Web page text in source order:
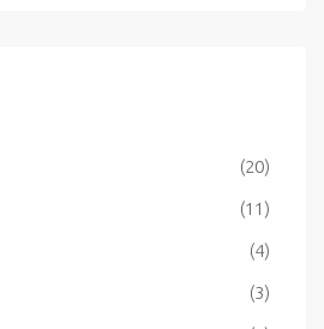
(20)
(11)
(4)
(3)